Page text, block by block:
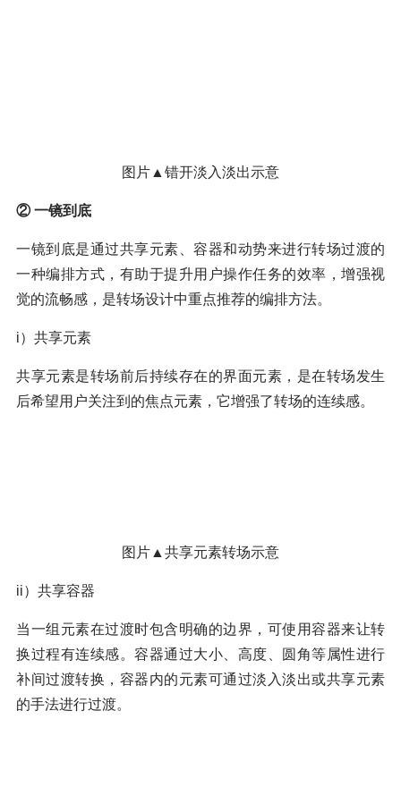
图片▲错开淡入淡出示意
② 一镜到底
一镜到底是通过共享元素、容器和动势来进行转场过渡的
一种编排方式，有助于提升用户操作任务的效率，增强视
觉的流畅感，是转场设计中重点推荐的编排方法。
i）共享元素
共享元素是转场前后持续存在的界面元素，是在转场发生
后希望用户关注到的焦点元素，它增强了转场的连续感。
图片▲共享元素转场示意
ii）共享容器
当一组元素在过渡时包含明确的边界，可使用容器来让转
换过程有连续感。容器通过大小、高度、圆角等属性进行
补间过渡转换，容器内的元素可通过淡入淡出或共享元素
的手法进行过渡。